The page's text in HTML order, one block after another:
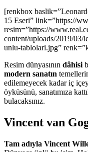
[renkbox
15 Eseri” link=”https://
resim=”https://
content/uploads/2019/
unlu-tablolari.jpg”
Resim dünyasının dâhisi
modern sanatın
edilemeyecek kadar iç
öyküsünü, sanatımıza
bulacaksınız.
Vincent van
Tam adıyla Vincent